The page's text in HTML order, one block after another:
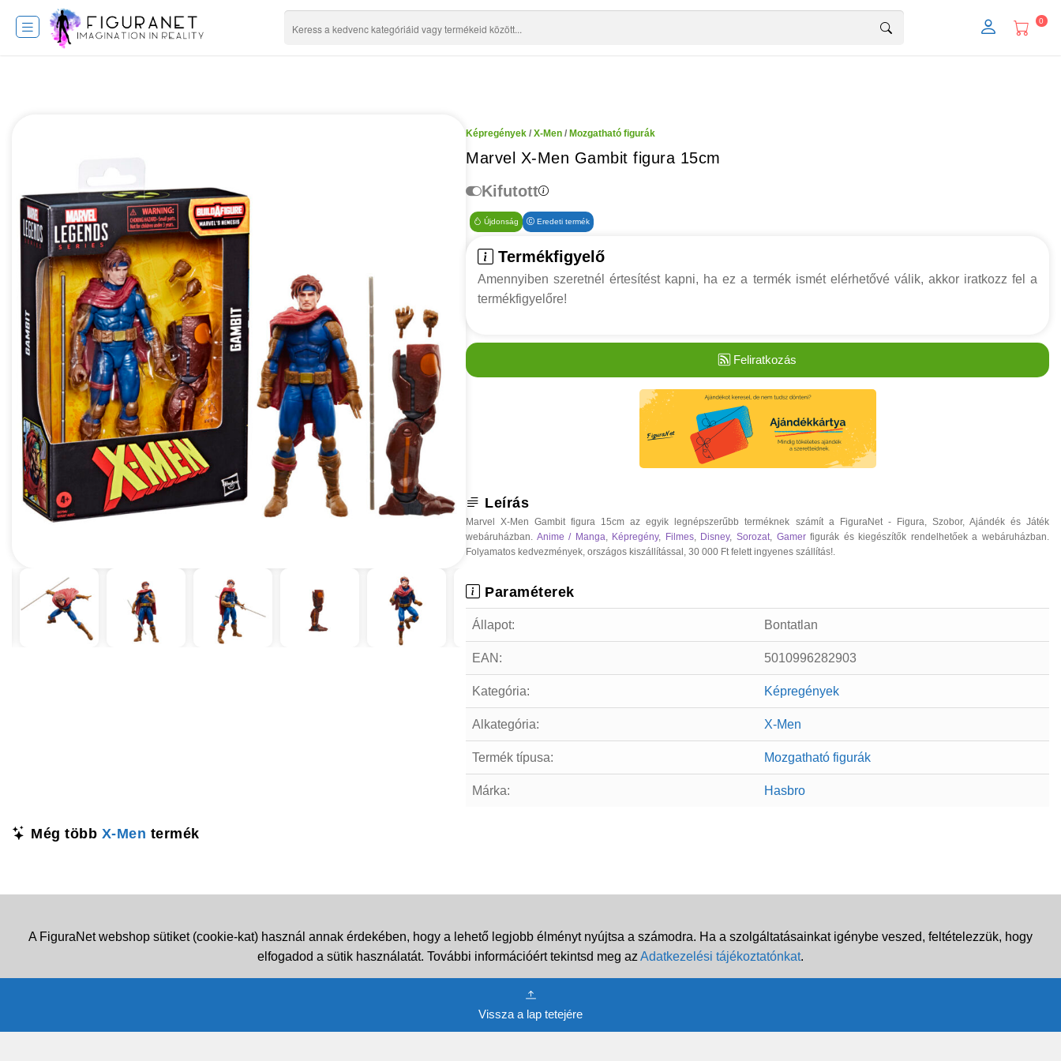
0
Képregények / X-Men / Mozgatható figurák
Marvel X-Men Gambit figura 15cm
Kifutott
Újdonság Eredeti termék
Termékfigyelő
Amennyiben szeretnél értesítést kapni, ha ez a termék ismét elérhetővé válik, akkor iratkozz fel a
termékfigyelőre!
Feliratkozás
Leírás
Marvel X-Men Gambit figura 15cm az egyik legnépszerűbb terméknek számít a FiguraNet - Figura, Szobor, Ajándék és Játék
webáruházban. Anime / Manga Képregény, Filmes, Disney,Sorozat Gamerfigurák és kiegészítők rendelhetőek a webáruházban.
Folyamatos kedvezmények, országos kiszállítással, 30 000 Ft felett ingyenes szállítás!.
Paraméterek
Állapot: Bontatlan
EAN: 5010996282903
Kategória: Képregények
Alkategória: X-Men
Termék típusa: Mozgatható figurák
Márka: Hasbro
Még több X-Men termék
A FiguraNet webshop sütiket (cookie-kat) használ annak érdekében, hogy a lehető legjobb élményt nyújtsa a számodra. Ha a szolgáltatásainkat igénybe veszed, feltételezzük, hogy
elfogadod a sütik használatát. További információért tekintsd meg az Adatkezelési tájékoztatónkat.
Vissza a lap tetejére